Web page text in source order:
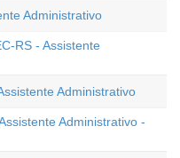
Administrativo
RS - Assistente
Administrativo
Administrativo -